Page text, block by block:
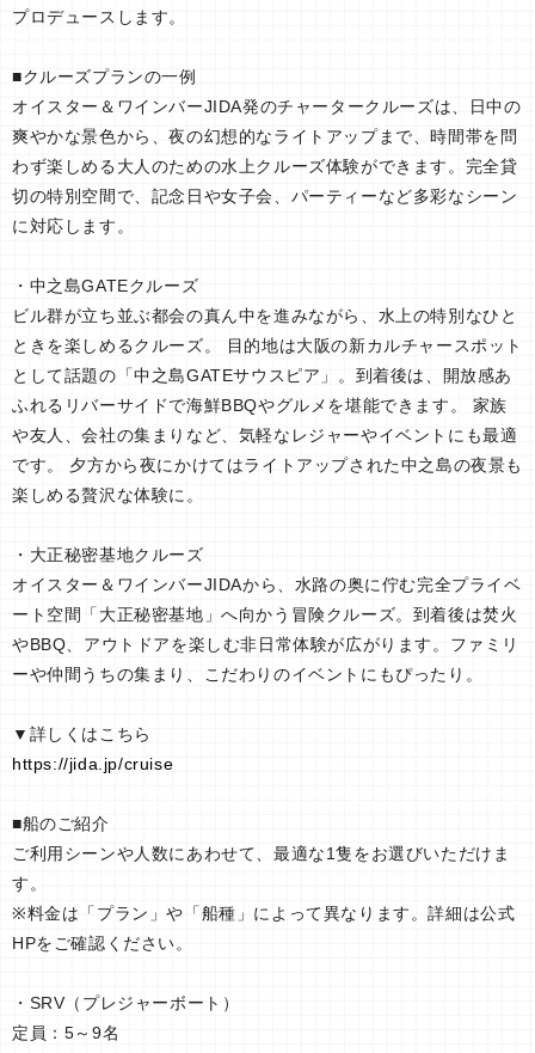
プロデュースします。
■クルーズプランの一例
オイスター＆ワインバーJIDA発のチャータークルーズは、日中の
爽やかな景色から、夜の幻想的なライトアップまで、時間帯を問
わず楽しめる大人のための水上クルーズ体験ができます。完全貸
切の特別空間で、記念日や女子会、パーティーなど多彩なシーン
に対応します。
・中之島GATEクルーズ
ビル群が立ち並ぶ都会の真ん中を進みながら、水上の特別なひと
ときを楽しめるクルーズ。 目的地は大阪の新カルチャースポット
として話題の「中之島GATEサウスピア」。到着後は、開放感あ
ふれるリバーサイドで海鮮BBQやグルメを堪能できます。 家族
や友人、会社の集まりなど、気軽なレジャーやイベントにも最適
です。 夕方から夜にかけてはライトアップされた中之島の夜景も
楽しめる贅沢な体験に。
・大正秘密基地クルーズ
オイスター＆ワインバーJIDAから、水路の奥に佇む完全プライベ
ート空間「大正秘密基地」へ向かう冒険クルーズ。到着後は焚火
やBBQ、アウトドアを楽しむ非日常体験が広がります。ファミリ
ーや仲間うちの集まり、こだわりのイベントにもぴったり。
▼詳しくはこちら
https://jida.jp/cruise
■船のご紹介
ご利用シーンや人数にあわせて、最適な1隻をお選びいただけま
す。
※料金は「プラン」や「船種」によって異なります。詳細は公式
HPをご確認ください。
・SRV（プレジャーボート）
定員：5～9名